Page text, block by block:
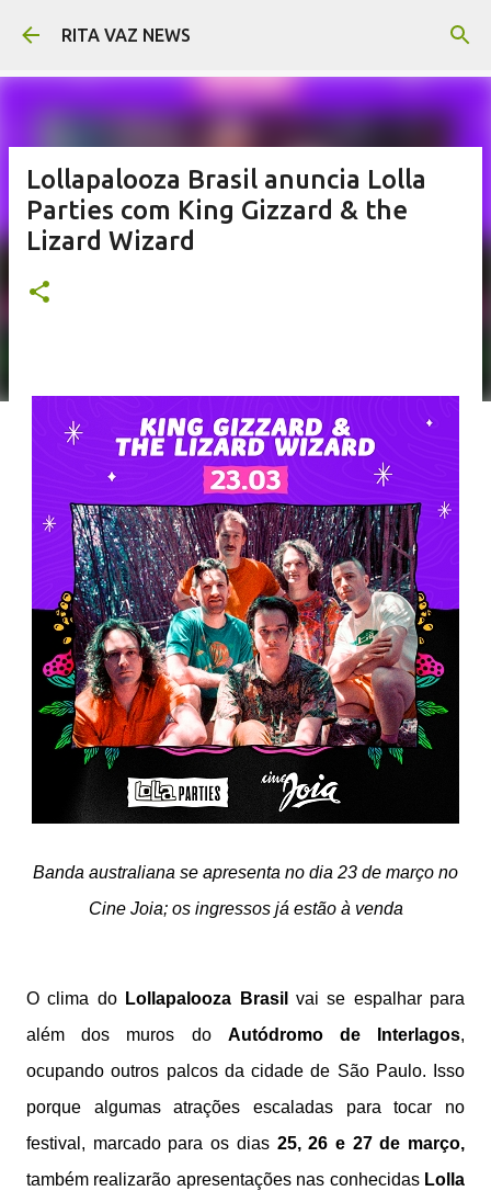
Pular para o conteúdo principal
RITA VAZ NEWS
Lollapalooza Brasil anuncia Lolla
Parties com King Gizzard & the
Lizard Wizard
Banda australiana se apresenta no dia 23 de março no
Cine Joia; os ingressos já estão à venda
O clima doLollapalooza Brasil vai se espalhar para
além dos muros do Autódromo de Interlagos,
ocupando outros palcos da cidade de São Paulo. Isso
porque algumas atrações escaladas para tocar no
festival, marcado para os dias 25, 26 e 27 de março,
também realizarão apresentações nas conhecidas Lolla